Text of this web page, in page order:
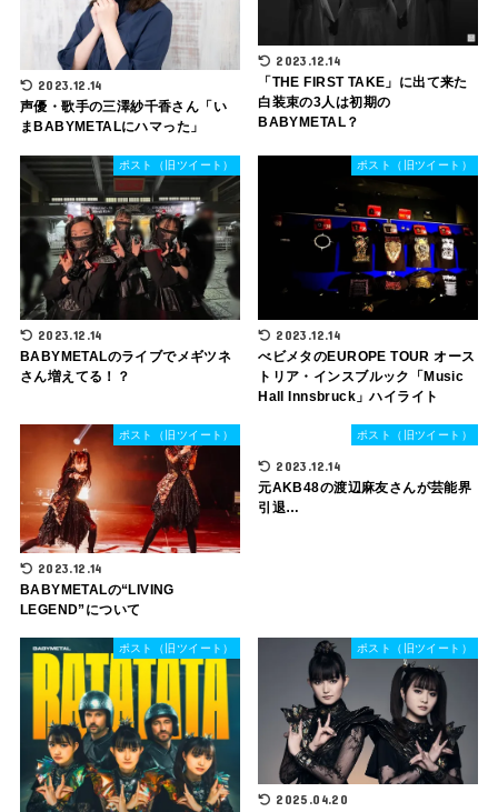
2023.12.14
声優・歌手の三澤紗千香さん「い
まBABYMETALにハマった」
2023.12.14
「THE FIRST TAKE」に出て来た
白装束の3人は初期の
BABYMETAL？
ポスト（旧ツイート）
2023.12.14
BABYMETALのライブでメギツネ
さん増えてる！？
ポスト（旧ツイート）
2023.12.14
べビメタのEUROPE TOUR オース
トリア・インスブルック「Music
Hall Innsbruck」ハイライト
ポスト（旧ツイート）
2023.12.14
BABYMETALの“LIVING
LEGEND”について
ポスト（旧ツイート）
2023.12.14
元AKB48の渡辺麻友さんが芸能界
引退…
ポスト（旧ツイート） ポスト（旧ツイート）
2025.04.20